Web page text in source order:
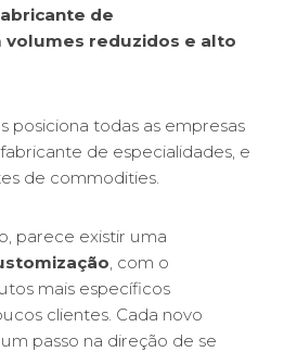
de
volumes reduzidos e alto
posiciona todas as empresas
de especialidades, e
de commodities.
parece existir uma
, com o
mais específicos
clientes. Cada novo
passo na direção de se